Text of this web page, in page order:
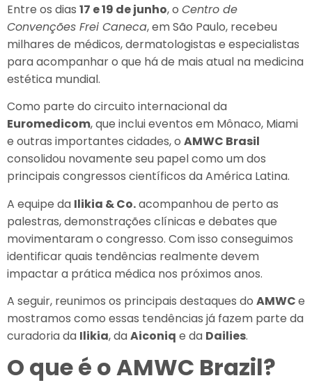
Entre os dias 17 e 19 de junho, o Centro de
Convenções Frei Caneca, em São Paulo, recebeu
milhares de médicos, dermatologistas e especialistas
para acompanhar o que há de mais atual na medicina
estética mundial.
Como parte do circuito internacional da
Euromedicom, que inclui eventos em Mônaco, Miami
e outras importantes cidades, o AMWC Brasil
consolidou novamente seu papel como um dos
principais congressos científicos da América Latina.
A equipe da Ilikia & Co.acompanhou de perto as
palestras, demonstrações clínicas e debates que
movimentaram o congresso. Com isso conseguimos
identificar quais tendências realmente devem
impactar a prática médica nos próximos anos.
A seguir, reunimos os principais destaques do AMWCe
mostramos como essas tendências já fazem parte da
curadoria da Ilikia, daAiconiq e da Dailies.
O que é o AMWC Brazil?